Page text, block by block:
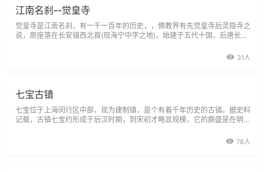
江南名刹--觉皇寺
觉皇寺是江南名刹，有一千一百年的历史，，佛教界有先觉皇寺后灵隐寺之
说，原座落在长安镇西北首(现海宁中学之地)，始建于五代十国，后唐长兴
寺毁，明洪武二十四年(1319)重建，立为丛林。清顺治、乾垄道光、宣统四
31人
七宝古镇
七宝位于上海闵行区中部，现为建制镇，是个有着千年历史的古镇。据史料
记载，古镇七宝约形成于后汉时期，到宋初才略显规模，它的鼎盛是在明清
记载：“七宝故庵也，初在陆宝山。吴越王赐以金字藏经曰‘此亦一宝也’，因
78人